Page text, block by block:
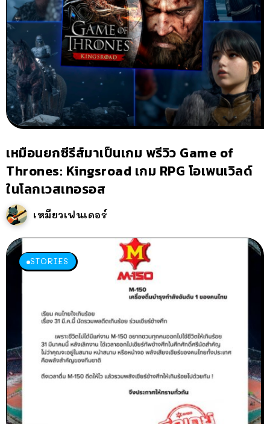
เหมือนยกซีรีส์มาเป็นเกม พรีวิว Game of
Thrones: Kingsroad เกม RPG โอเพนเวิลด์
ในโลกเวสเทอรอส
เหมียวเฟนเดอร์
STORIES